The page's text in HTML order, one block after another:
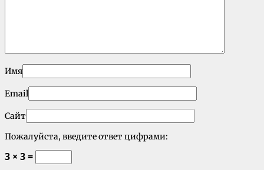
Имя
Email
Сайт
Пожалуйста, введите ответ цифрами:
3 × 3 =